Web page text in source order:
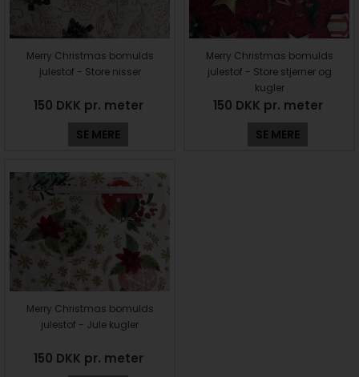
Merry Christmas bomulds
julestof - Store nisser
150 DKK pr. meter
SE MERE
Merry Christmas bomulds
julestof - Store stjerner og
kugler
150 DKK pr. meter
SE MERE
Merry Christmas bomulds
julestof - Jule kugler
150 DKK pr. meter